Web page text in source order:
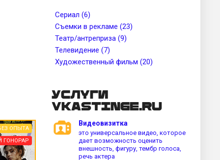
Сериал (6)
Съемки в рекламе (23)
Театр/антреприза (9)
Телевидение (7)
Художественный фильм (20)
ОПЫТА
ГОНОРАР
Услуги
vkastinge.ru
Видеовизитка
это универсальное видео, которое
дает возможность оценить
внешность, фигуру, тембр голоса,
речь актера